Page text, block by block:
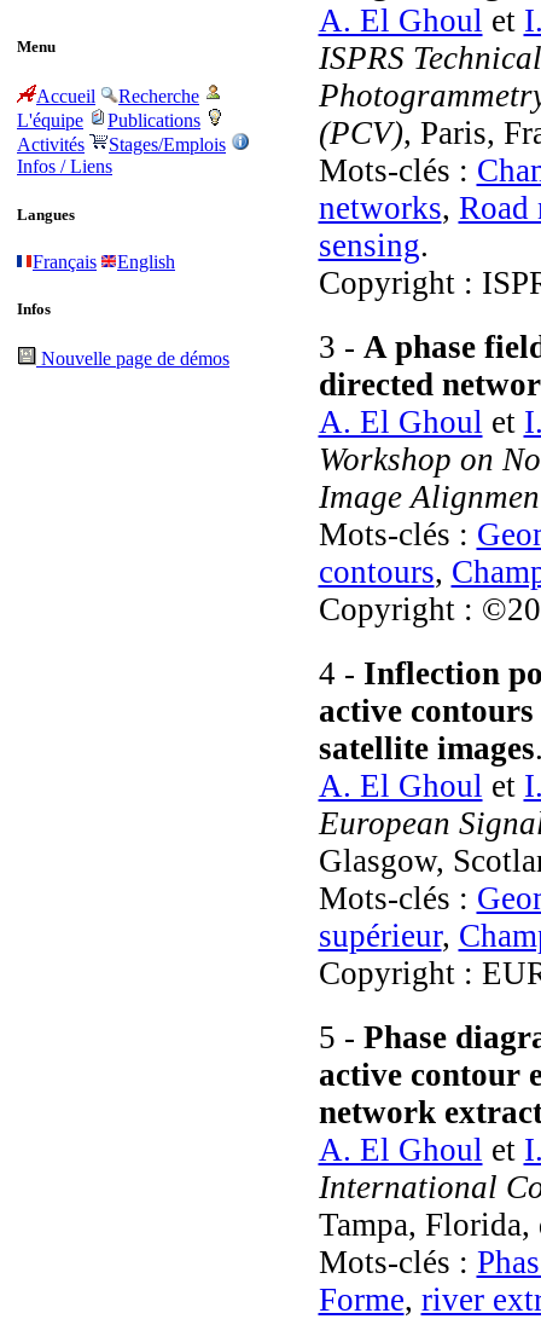
Menu
Accueil
Recherche
L'équipe
Publications
Activités
Stages/Emplois
Infos / Liens
Langues
Français English
Infos
Nouvelle page de démos
A. El Ghoul et
ISPRS
(PCV), Paris,
Mots-clés :
networks, Road
sensing.
Copyright :
3 - A phase
directed
A. El Ghoul et
Workshop on
Image
Mots-clés :
contours,
Copyright :
4 - Inflection
active
satellite images
A. El Ghoul et
European
Glasgow,
Mots-clés :
supérieur,
Copyright :
5 - Phase
active contour
network
A. El Ghoul et
International
Tampa, Florida,
Mots-clés :
Forme, river